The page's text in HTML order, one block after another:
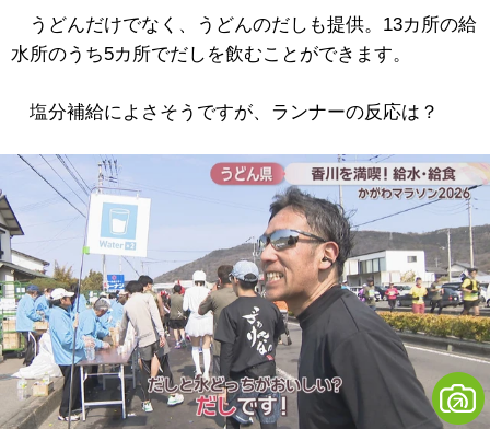
うどんだけでなく、うどんのだしも提供。13カ所の給
水所のうち5カ所でだしを飲むことができます。
塩分補給によさそうですが、ランナーの反応は？